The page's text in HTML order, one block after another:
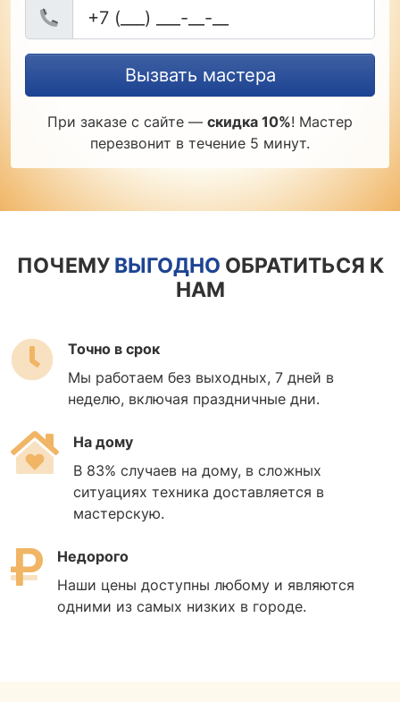
Вызвать мастера
При заказе с сайте — скидка 10%! Мастер
перезвонит в течение 5 минут.
ПОЧЕМУ ВЫГОДНО ОБРАТИТЬСЯ К
НАМ
Точно в срок
Мы работаем без выходных, 7 дней в
неделю, включая праздничные дни.
На дому
В 83% случаев на дому, в сложных
ситуациях техника доставляется в
мастерскую.
Недорого
Наши цены доступны любому и являются
одними из самых низких в городе.